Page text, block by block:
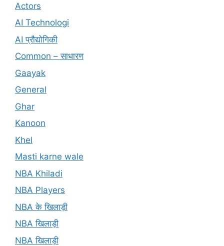
Actors
AI Technologi
AI प्रौद्योगिकी
Common – साधारण
Gaayak
General
Ghar
Kanoon
Khel
Masti karne wale
NBA Khiladi
NBA Players
NBA के खिलाड़ी
NBA खिलाड़ी
NBA खिलाड़ी